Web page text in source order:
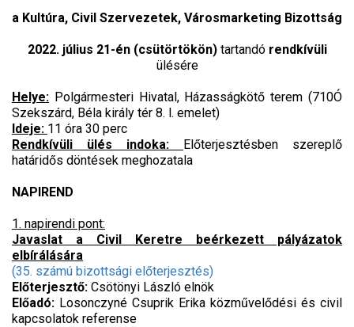
a Kultúra, Civil Szervezetek, Városmarketing Bizottság
2022. július 21-én (csütörtökön)tartandó rendkívüli
ülésére
Helye: Polgármesteri Hivatal, Házasságkötő terem (710Ó
Szekszárd, Béla király tér 8. l. emelet)
Ideje: 11 óra 30 perc
Rendkívüli ülés indoka:
Előterjesztésben szereplő
határidős döntések meghozatala
NAPIREND
1. napirendi pont:
Javaslat a Civil Keretre beérkezett pályázatok
elbírálására
(35. számú bizottsági előterjesztés)
Előterjesztő: Csötönyi László elnök
Előadó: Losonczyné Csuprik Erika közművelődési és civil
kapcsolatok referense